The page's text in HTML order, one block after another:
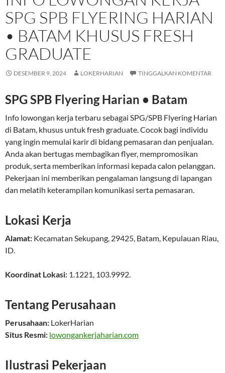
SPG SPB FLYERING HARIAN
• BATAM KHUSUS FRESH
GRADUATE
DESEMBER 9, 2024 LOKERHARIAN TINGGALKAN KOMENTAR
SPG SPB Flyering Harian • Batam
Info lowongan kerja terbaru sebagai SPG/SPB Flyering Harian
di Batam, khusus untuk fresh graduate. Cocok bagi individu
yang ingin memulai karir di bidang pemasaran dan penjualan.
Anda akan bertugas membagikan flyer, mempromosikan
produk, serta memberikan informasi kepada calon pelanggan.
Pekerjaan ini memberikan pengalaman langsung di lapangan
dan melatih keterampilan komunikasi serta pemasaran.
Lokasi Kerja
Alamat: Kecamatan Sekupang, 29425, Batam, Kepulauan Riau,
ID.
Koordinat Lokasi: 1.1221, 103.9992.
Tentang Perusahaan
Perusahaan: LokerHarian
Situs Resmi: lowongankerjaharian.com
Ilustrasi Pekerjaan